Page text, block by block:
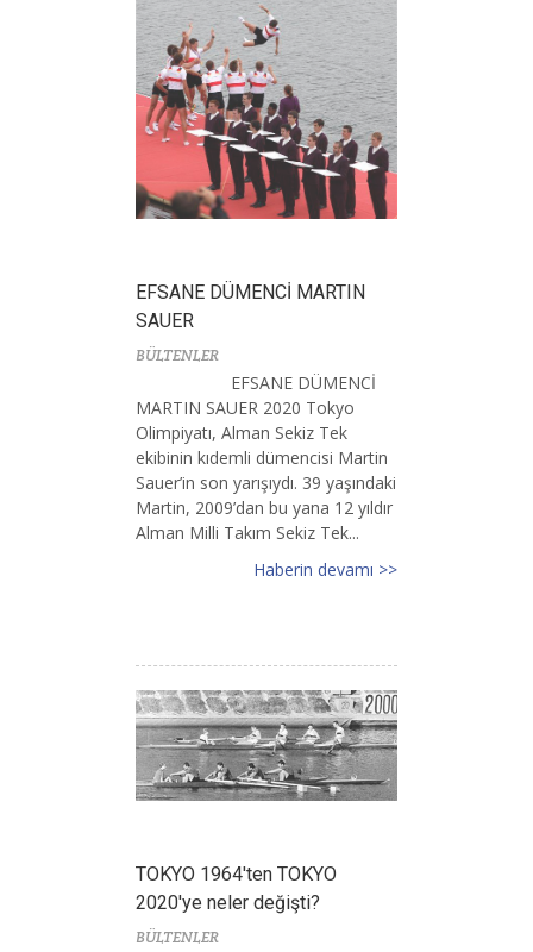
EFSANE DÜMENCİ MARTIN
SAUER
BÜLTENLER
EFSANE DÜMENCİ
MARTIN SAUER 2020 Tokyo
Olimpiyatı, Alman Sekiz Tek
ekibinin kıdemli dümencisi Martin
Sauer’in son yarışıydı. 39 yaşındaki
Martin, 2009’dan bu yana 12 yıldır
Alman Milli Takım Sekiz Tek...
Haberin devamı >>
TOKYO 1964'ten TOKYO
2020'ye neler değişti?
BÜLTENLER